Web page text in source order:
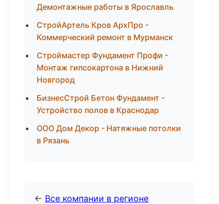
Демонтажные работы в Ярославль
СтройАртель Кров АрхПро -
Коммерческий ремонт в Мурманск
Строймастер Фундамент Профи -
Монтаж гипсокартона в Нижний
Новгород
БизнесСтрой Бетон Фундамент -
Устройство полов в Краснодар
ООО Дом Декор - Натяжные потолки
в Рязань
← Все компании в регионе